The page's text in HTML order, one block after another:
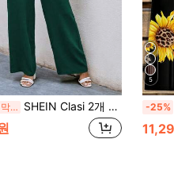
마지막 3일 SHEIN Clasi 2개 여성용 휴가 캐주얼 풀 프린트 셔츠와 바지 세트
5
-25%